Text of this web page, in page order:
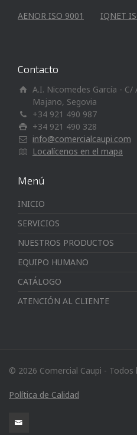
AENOR ISO 9001 IQNET
Contacto
A.I. Nicomedes García - C/
Majano, Segovia
+34 921 490 987
+34 921 490 328
info@comercialcaupi.com
Localícenos en el mapa
Menú
INICIO
SERVICIOS
NUESTROS PRODUCTOS
EQUIPO HUMANO
CATÁLOGO
ATENCIÓN AL CLIENTE
© 2026 Comercial Caupi -
Política de Calidad